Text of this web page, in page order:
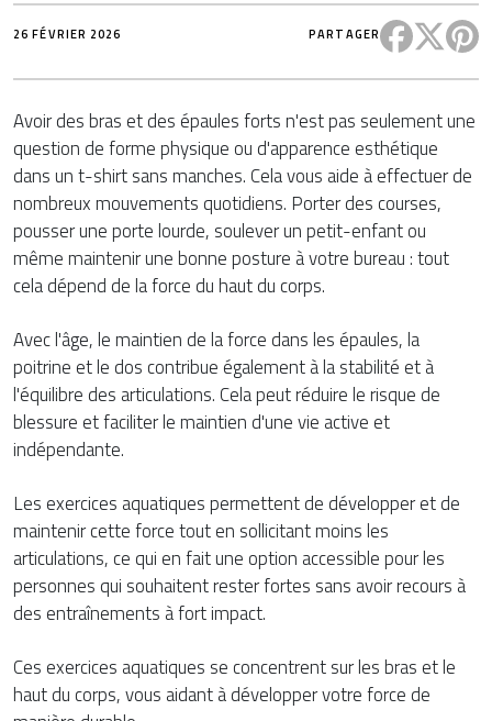
26 FÉVRIER 2026 PARTAGER Partager
Avoir des bras et des épaules forts n'est pas seulement une
question de forme physique ou d'apparence esthétique
dans un t-shirt sans manches. Cela vous aide à effectuer de
nombreux mouvements quotidiens. Porter des courses,
pousser une porte lourde, soulever un petit-enfant ou
même maintenir une bonne posture à votre bureau : tout
cela dépend de la force du haut du corps.
Avec l'âge, le maintien de la force dans les épaules, la
poitrine et le dos contribue également à la stabilité et à
l'équilibre des articulations. Cela peut réduire le risque de
blessure et faciliter le maintien d'une vie active et
indépendante.
Les exercices aquatiques permettent de développer et de
maintenir cette force tout en sollicitant moins les
articulations, ce qui en fait une option accessible pour les
personnes qui souhaitent rester fortes sans avoir recours à
des entraînements à fort impact.
Ces exercices aquatiques se concentrent sur les bras et le
haut du corps, vous aidant à développer votre force de